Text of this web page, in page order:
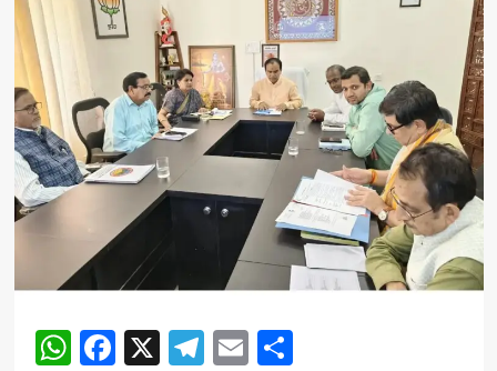
WhatsApp
Facebook
X Telegram
EmailShare